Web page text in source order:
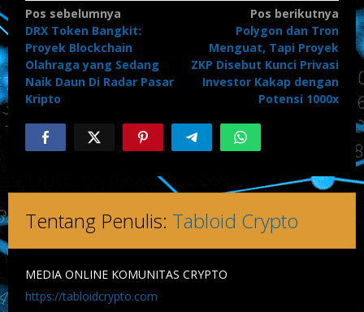
Navigasi
pos
Pos sebelumnya
DRX Token Bangkit:
Proyek Blockchain
Olahraga yang Sedang
Naik Daun Di Radar Pasar
Kripto
Pos berikutnya
Polygon dan Tron
Menguat, Tapi Proyek
ZKP Disebut Kunci Privasi
Investor Kakap dengan
Potensi 1000x
Tentang Penulis: Tabloid Crypto
MEDIA ONLINE KOMUNITAS CRYPTO
https://tabloidcrypto.com